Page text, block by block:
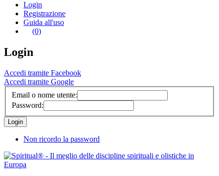
Login
Registrazione
Guida all'uso
(0)
Login
Accedi tramite Facebook
Accedi tramite Google
Email o nome utente:
Password:
Non ricordo la password